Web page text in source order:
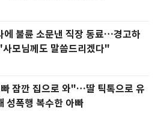
에 불륜 소문낸 직장 동료…경고하
모님께도 말씀드리겠다"
잠깐 집으로 와"…딸 틱톡으로 유
성폭행 복수한 아빠